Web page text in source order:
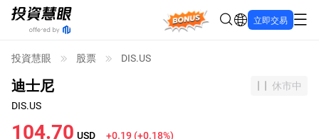
Bonus 立即交易
投資慧眼 股票 DIS.US
迪士尼
休市中
DIS.US
104.70 USD +0.19 (+0.18%)